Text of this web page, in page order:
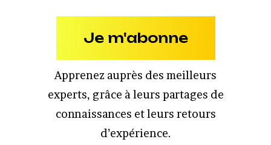
Je m'abonne
Apprenez auprès des meilleurs
experts, grâce à leurs partages de
connaissances et leurs retours
d’expérience.